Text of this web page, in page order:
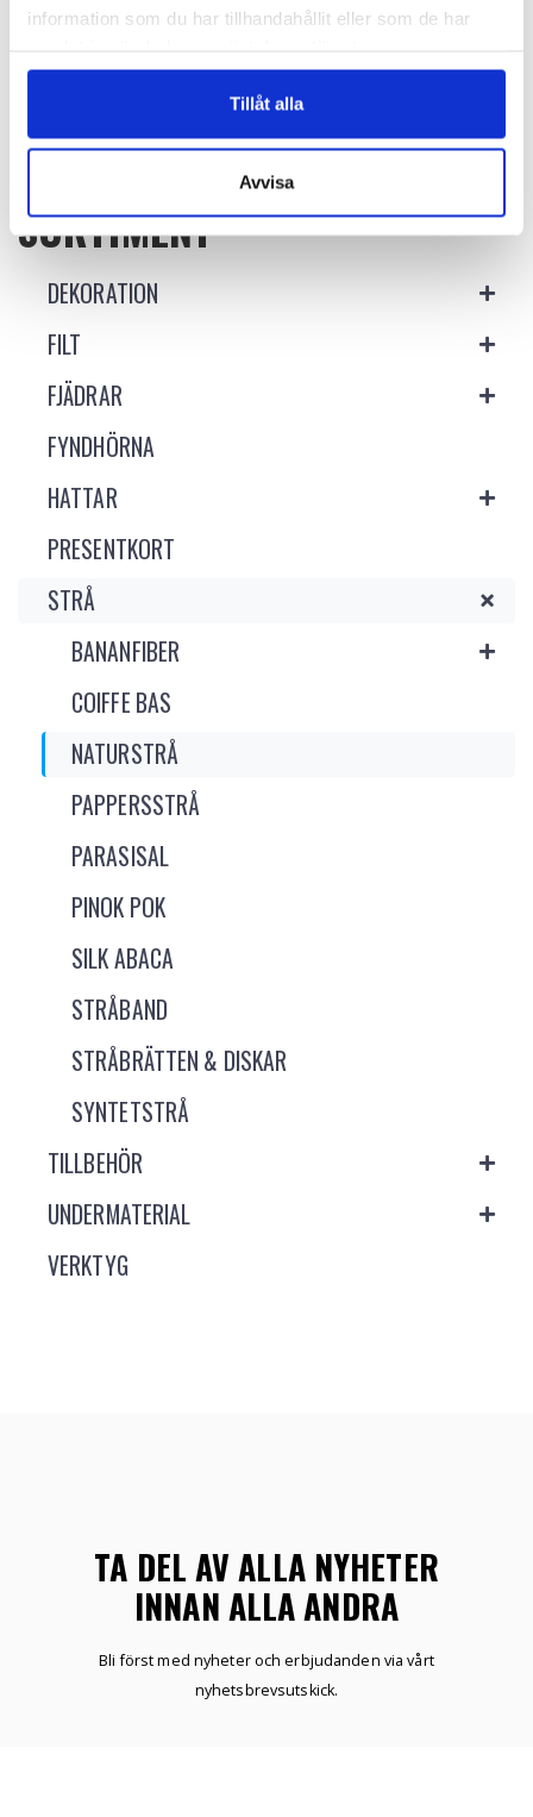
information som du har tillhandahållit eller som de har
Tillåt alla
Avvisa
Logga in för att se pris
SORTIMENT
DEKORATION
FILT
FJÄDRAR
FYNDHÖRNA
HATTAR
PRESENTKORT
STRÅ
BANANFIBER
COIFFE BAS
NATURSTRÅ
PAPPERSSTRÅ
PARASISAL
PINOK POK
SILK ABACA
STRÅBAND
STRÅBRÄTTEN & DISKAR
SYNTETSTRÅ
TILLBEHÖR
UNDERMATERIAL
VERKTYG
TA DEL AV ALLA NYHETER
INNAN ALLA ANDRA
Bli först med nyheter och erbjudanden via vårt
nyhetsbrevsutskick.